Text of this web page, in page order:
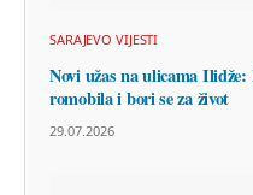
SARAJEVO VIJESTI
Novi užas na ulicama
romobila i bori se za život
29.07.2026